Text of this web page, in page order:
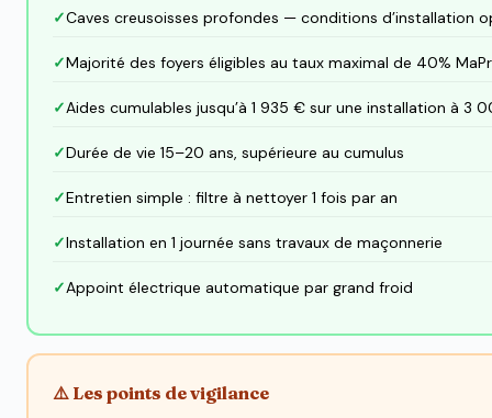
Caves creusoisses profondes — conditions d’installation
Majorité des foyers éligibles au taux maximal de 40%
Aides cumulables jusqu’à 1 935 € sur une installation à 3
Durée de vie 15–20 ans, supérieure au cumulus
Entretien simple : filtre à nettoyer 1 fois par an
Installation en 1 journée sans travaux de maçonnerie
Appoint électrique automatique par grand froid
⚠️ Les points de vigilance